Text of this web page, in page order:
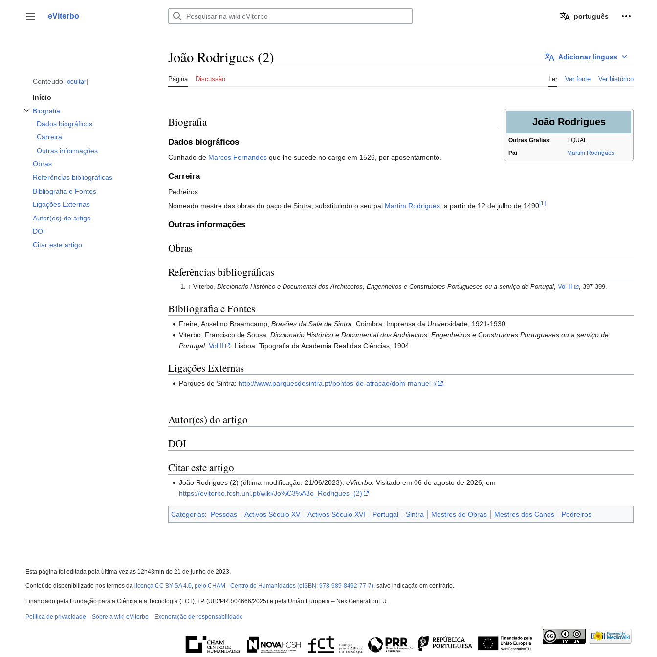
para
Alternar barra lateral
eViterbo português
Conteúdo ocultar
Início
Biografia
Dados biográficos
Carreira
Outras informações
Obras
Referências bibliográficas
Bibliografia e Fontes
Ligações Externas
Autor(es) do artigo
DOI
Citar este artigo
Adicionar línguas
João Rodrigues (2)
Página Discussão Ler Ver fonte Ver histórico
João Rodrigues
Outras Grafias
EQUAL
Pai
Martim Rodrigues
Biografia
Dados biográficos
Cunhado de Marcos Fernandes que lhe sucede no cargo em 1526, por aposentamento.
Carreira
Pedreiros.
Nomeado mestre das obras do paço de Sintra, substituindo o seu pai Martim Rodrigues , a partir de 12 de julho de 1490[1]
Outras informações
Obras
Referências bibliográficas
↑ Viterbo,Diccionario Histórico e Documental dos Architectos, Engenheiros e Construtores Portugueses ou a serviço de Portugal ,Vol II , 397-399.
Bibliografia e Fontes
Freire, Anselmo Braamcamp,Brasões da Sala de Sintra. Coimbra: Imprensa da Universidade, 1921-1930.
Viterbo, Francisco de Sousa.Diccionario Histórico e Documental dos Architectos, Engenheiros e Construtores Portugueses ou a serviço de
Portugal,Vol II . Lisboa: Tipografia da Academia Real das Ciências, 1904.
Ligações Externas
Parques de Sintra: http://www.parquesdesintra.pt/pontos-de-atracao/dom-manuel-i/
Autor(es) do artigo
DOI
Citar este artigo
João Rodrigues (2) (última modificação: 21/06/2023).eViterbo . Visitado em 06 de agosto de 2026, em
https://eviterbo.fcsh.unl.pt/wiki/Jo%C3%A3o_Rodrigues_(2)
Categorias: Pessoas Activos Século XV Activos Século XVI Portugal Sintra Mestres de Obras Mestres dos Canos Pedreiros
Esta página foi editada pela última vez às 12h43min de 21 de junho de 2023.
Conteúdo disponibilizado nos termos da licença CC BY-SA 4.0, pelo CHAM - Centro de Humanidades (eISBN: 978-989-8492-77-7), salvo indicação em contrário.
Financiado pela Fundação para a Ciência e a Tecnologia (FCT), I.P. (UID/PRR/04666/2025) e pela União Europeia – NextGenerationEU.
Política de privacidade Sobre a wiki eViterbo Exoneração de responsabilidade